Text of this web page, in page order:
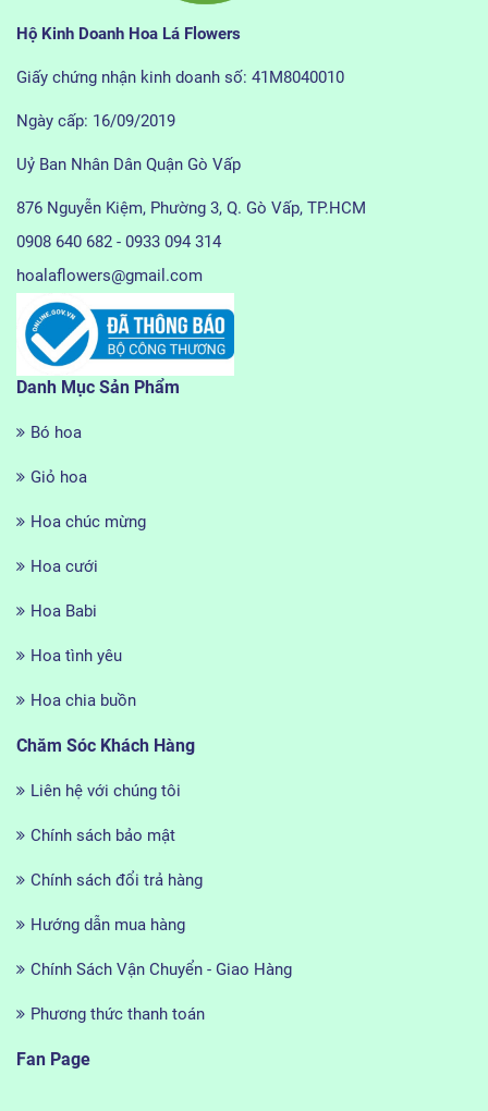
Hộ Kinh Doanh Hoa Lá Flowers
Giấy chứng nhận kinh doanh số: 41M8040010
Ngày cấp: 16/09/2019
Uỷ Ban Nhân Dân Quận Gò Vấp
876 Nguyễn Kiệm, Phường 3, Q. Gò Vấp, TP.HCM
0908 640 682 - 0933 094 314
hoalaflowers@gmail.com
Danh Mục Sản Phẩm
Bó hoa
Giỏ hoa
Hoa chúc mừng
Hoa cưới
Hoa Babi
Hoa tình yêu
Hoa chia buồn
Chăm Sóc Khách Hàng
Liên hệ với chúng tôi
Chính sách bảo mật
Chính sách đổi trả hàng
Hướng dẫn mua hàng
Chính Sách Vận Chuyển - Giao Hàng
Phương thức thanh toán
Fan Page